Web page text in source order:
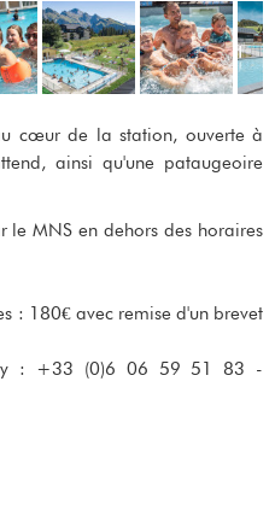
cœur de la station, ouverte à
ainsi qu'une pataugeoire
le MNS en dehors des horaires
: 180€ avec remise d'un brevet
: +33 (0)6 06 59 51 83 -